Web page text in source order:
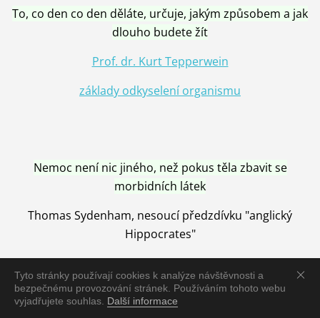
Tyto stránky používají cookies k analýze návštěvnosti a
bezpečnému provozování stránek. Používáním tohoto webu
vyjadřujete souhlas. Další informace
To, co den co den děláte, určuje, jakým způsobem a jak
dlouho budete žít
Prof. dr. Kurt Tepperwein
základy odkyselení organismu
Nemoc není nic jiného, než pokus těla zbavit se
morbidních látek
Thomas Sydenham, nesoucí předzdívku "anglický
Hippocrates"
Nemoc je vyléčena jen pomocí Přírody, neutralizací a